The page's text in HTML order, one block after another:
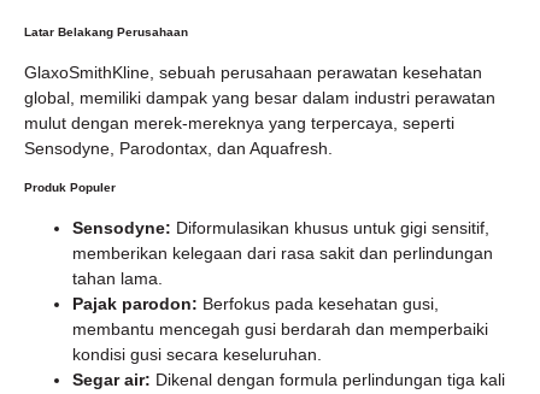
Latar Belakang Perusahaan
GlaxoSmithKline, sebuah perusahaan perawatan kesehatan
global, memiliki dampak yang besar dalam industri perawatan
mulut dengan merek-mereknya yang terpercaya, seperti
Sensodyne, Parodontax, dan Aquafresh.
Produk Populer
Sensodyne: Diformulasikan khusus untuk gigi sensitif,
memberikan kelegaan dari rasa sakit dan perlindungan
tahan lama.
Pajak parodon: Berfokus pada kesehatan gusi,
membantu mencegah gusi berdarah dan memperbaiki
kondisi gusi secara keseluruhan.
Segar air: Dikenal dengan formula perlindungan tiga kali